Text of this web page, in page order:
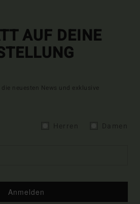
AUF DEINE
neuesten News und exklusive
Anmelden